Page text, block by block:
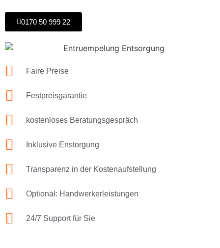
0170 50 999 22
Faire Preise
Festpreisgarantie
kostenloses Beratungsgespräch
Inklusive Enstorgung
Transparenz in der Kostenaufstellung
Optional: Handwerkerleistungen
24/7 Support für Sie